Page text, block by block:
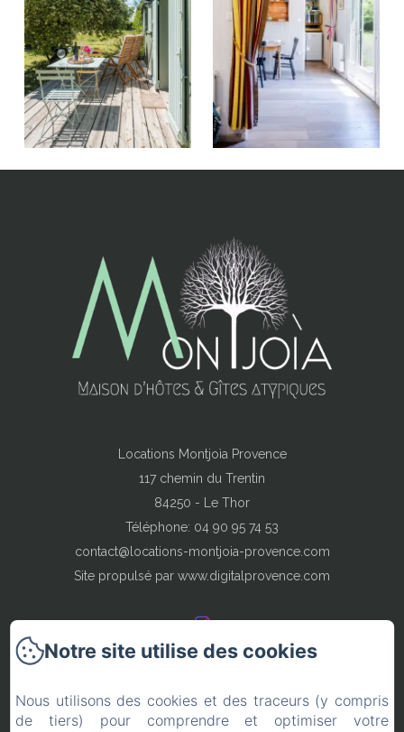
Locations Montjoìa Provence
117 chemin du Trentin
84250 - Le Thor
Téléphone: 04 90 95 74 53
contact@locations-montjoia-provence.com
Site propulsé par www.digitalprovence.com
Conditions de réservation
Notre site utilise des cookies
Nous utilisons des cookies et des traceurs (y compris
de tiers) pour comprendre et optimiser votre